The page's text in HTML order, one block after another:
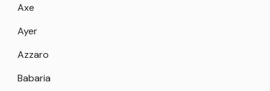
Axe
Ayer
Azzaro
Babaria